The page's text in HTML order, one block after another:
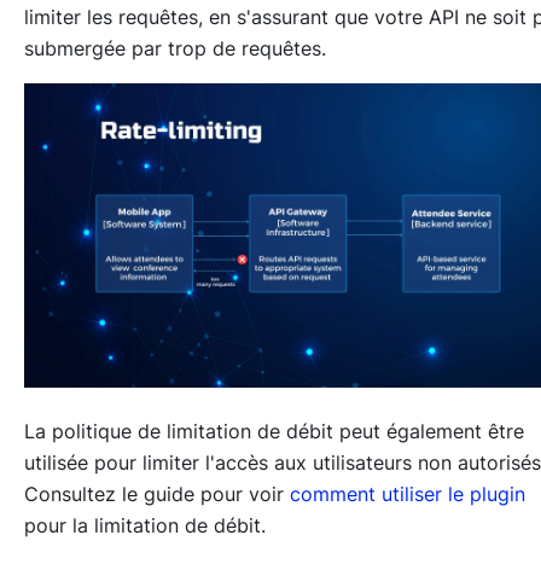
limiter les requêtes, en s'assurant que votre API ne soit
submergée par trop de requêtes.
La politique de limitation de débit peut également être
utilisée pour limiter l'accès aux utilisateurs non
Consultez le guide pour voir comment utiliser le plugin
pour la limitation de débit.